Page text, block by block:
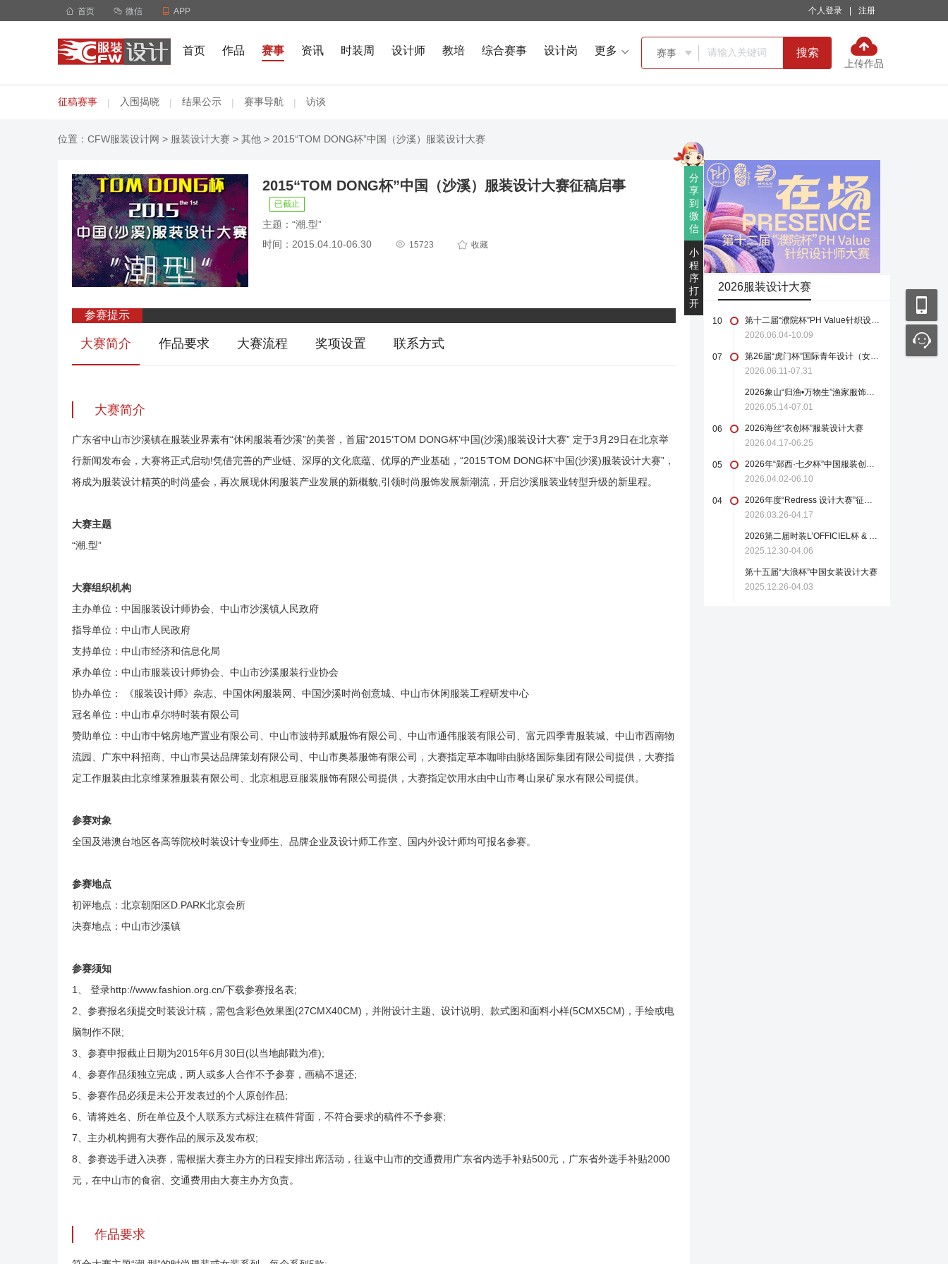
 首页  微信  APP 个人登录 注册
首页 作品 赛事 资讯 时装周 设计师 教培 综合赛事 设计岗 更多  赛事  搜索
上传作品
征稿赛事 | 入围揭晓 | 结果公示 | 赛事导航 | 访谈
位置： CFW服装设计网 > 服装设计大赛 > 其他 > 2015“TOM DONG杯”中国（沙溪）服装设计大赛
分
享
到
微
信
小
程
序
打
开
2015“TOM DONG杯”中国（沙溪）服装设计大赛征稿启事
已截止
主题：“潮.型”
时间：2015.04.10-06.30
 15723  收藏
参赛提示
大赛简介 作品要求 大赛流程 奖项设置 联系方式
大赛简介
广东省中山市沙溪镇在服装业界素有“休闲服装看沙溪”的美誉，首届“2015‘TOM DONG杯’中国(沙溪)服装设计大赛” 定于3月29日在北京举
行新闻发布会，大赛将正式启动!凭借完善的产业链、深厚的文化底蕴、优厚的产业基础，“2015‘TOM DONG杯’中国(沙溪)服装设计大赛”，
将成为服装设计精英的时尚盛会，再次展现休闲服装产业发展的新概貌,引领时尚服饰发展新潮流，开启沙溪服装业转型升级的新里程。
大赛主题
“潮.型”
大赛组织机构
主办单位：中国服装设计师协会、中山市沙溪镇人民政府
指导单位：中山市人民政府
支持单位：中山市经济和信息化局
承办单位：中山市服装设计师协会、中山市沙溪服装行业协会
协办单位： 《服装设计师》杂志、中国休闲服装网、中国沙溪时尚创意城、中山市休闲服装工程研发中心
冠名单位：中山市卓尔特时装有限公司
赞助单位：中山市中铭房地产置业有限公司、中山市波特邦威服饰有限公司、中山市通伟服装有限公司、富元四季青服装城、中山市西南物
流园、广东中科招商、中山市昊达品牌策划有限公司、中山市奥慕服饰有限公司，大赛指定草本咖啡由脉络国际集团有限公司提供，大赛指
定工作服装由北京维莱雅服装有限公司、北京相思豆服装服饰有限公司提供，大赛指定饮用水由中山市粤山泉矿泉水有限公司提供。
参赛对象
全国及港澳台地区各高等院校时装设计专业师生、品牌企业及设计师工作室、国内外设计师均可报名参赛。
参赛地点
初评地点：北京朝阳区D.PARK北京会所
决赛地点：中山市沙溪镇
参赛须知
1、 登录http://www.fashion.org.cn/下载参赛报名表;
2、参赛报名须提交时装设计稿，需包含彩色效果图(27CMX40CM)，并附设计主题、设计说明、款式图和面料小样(5CMX5CM)，手绘或电
脑制作不限;
3、参赛申报截止日期为2015年6月30日(以当地邮戳为准);
4、参赛作品须独立完成，两人或多人合作不予参赛，画稿不退还;
5、参赛作品必须是未公开发表过的个人原创作品;
6、请将姓名、所在单位及个人联系方式标注在稿件背面，不符合要求的稿件不予参赛;
7、主办机构拥有大赛作品的展示及发布权;
8、参赛选手进入决赛，需根据大赛主办方的日程安排出席活动，往返中山市的交通费用广东省内选手补贴500元，广东省外选手补贴2000
元，在中山市的食宿、交通费用由大赛主办方负责。
作品要求
2026服装设计大赛
10
第十二届“濮院杯”PH Value针织设计师大赛
2026.06.04-10.09
07
第26届“虎门杯”国际青年设计（女装）大赛
2026.06.11-07.31
2026象山“归渔•万物生”渔家服饰设计大赛
2026.05.14-07.01
06
2026海丝“衣创杯”服装设计大赛
2026.04.17-06.25
05
2026年“郧西·七夕杯”中国服装创新设计大赛
2026.04.02-06.10
04
2026年度“Redress 设计大赛”征稿启事
2026.03.26-04.17
2026第二届时装L’OFFICIEL杯 & 中国轻纺城国际设计大师赛
2025.12.30-04.06
第十五届“大浪杯”中国女装设计大赛
2025.12.26-04.03